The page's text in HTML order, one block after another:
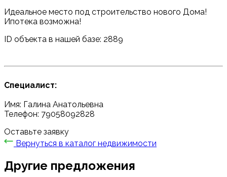
Идеальное место под строительство нового Дома!
Ипотека возможна!
ID объекта в нашей базе: 2889
Специалист:
Имя: Галина Анатольевна
Телефон: 79058092828
Оставьте заявку
Вернуться в каталог недвижимости
Другие предложения